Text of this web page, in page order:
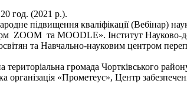
год. (2021 р.).
підвищення кваліфікації (Вебінар)
ZOOM та MOODLE». Інститут Науково-
та Навчально-науковим центром
громада Чортківського
організація «Прометеус», Центр